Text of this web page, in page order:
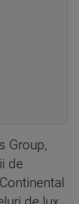
Group,
de